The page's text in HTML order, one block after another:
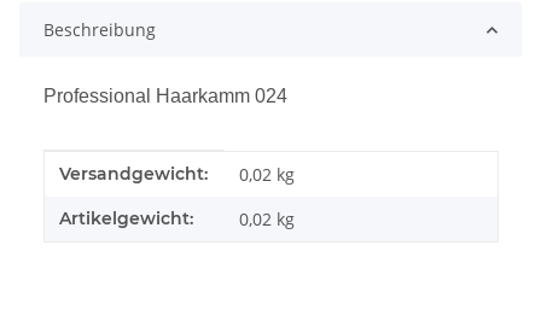
Beschreibung
Professional Haarkamm 024
Produkteigenschaft
Wert
Versandgewicht: 0,02 kg
Artikelgewicht: 0,02 kg